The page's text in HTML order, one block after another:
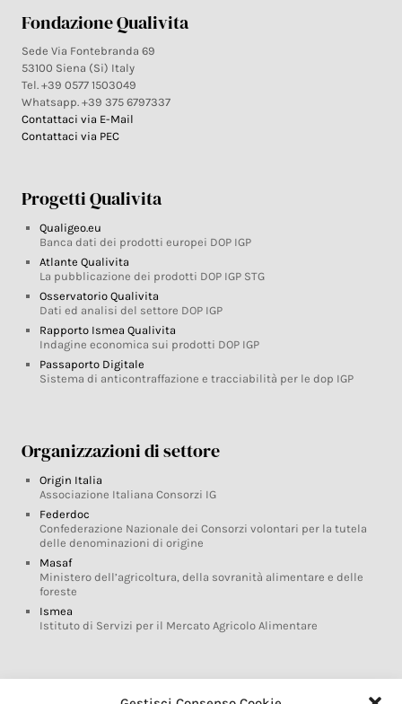
Fondazione Qualivita
Sede Via Fontebranda 69
53100 Siena (Si) Italy
Tel. +39 0577 1503049
Whatsapp. +39 375 6797337
Contattaci via E-Mail
Contattaci via PEC
Progetti Qualivita
Qualigeo.eu
Banca dati dei prodotti europei DOP IGP
Atlante Qualivita
La pubblicazione dei prodotti DOP IGP STG
Osservatorio Qualivita
Dati ed analisi del settore DOP IGP
Rapporto Ismea Qualivita
Indagine economica sui prodotti DOP IGP
Passaporto Digitale
Sistema di anticontraffazione e tracciabilità per le dop IGP
Organizzazioni di settore
Origin Italia
Associazione Italiana Consorzi IG
Federdoc
Confederazione Nazionale dei Consorzi volontari per la tutela
delle denominazioni di origine
Masaf
Ministero dell’agricoltura, della sovranità alimentare e delle
foreste
Ismea
Istituto di Servizi per il Mercato Agricolo Alimentare
Glossario DOP IGP